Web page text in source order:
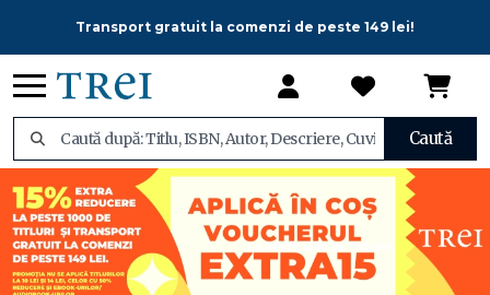
Transport gratuit la comenzi de peste 149 lei!
Caută